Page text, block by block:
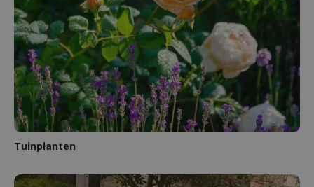
Tuinplanten